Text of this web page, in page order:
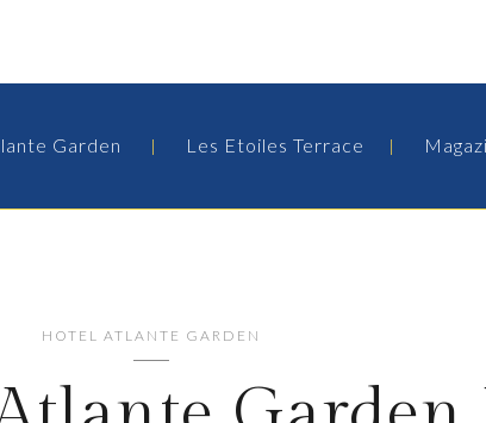
Garden Les Etoiles Terrace
HOTEL ATLANTE GARDEN